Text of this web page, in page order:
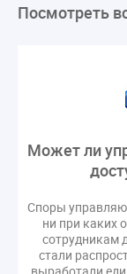
ЛикбезЖКХ
управляющие
Экспертное
Малахов
Постановление
Новое качество
задолженность
Постановление
Посмотреть
Может ли
Споры
ни при каких
сотрудникам
стали